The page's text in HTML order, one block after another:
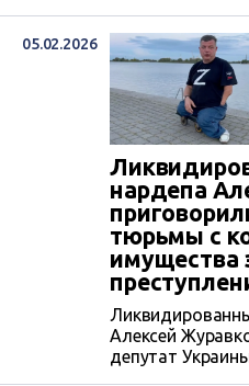
районным судом
признан
деятельности
за то, что он
«совет
судили за
05.02.2026
нардепа
тюрьмы с
имущества
Алексей
депутат